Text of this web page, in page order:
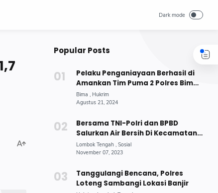
Popular Posts
Pelaku Penganiayaan Berhasil di
Amankan Tim Puma 2 Polres Bima
Kota
Bersama TNI-Polri dan BPBD
Salurkan Air Bersih Di Kecamatan
Jonggat
Tanggulangi Bencana, Polres
Loteng Sambangi Lokasi Banjir